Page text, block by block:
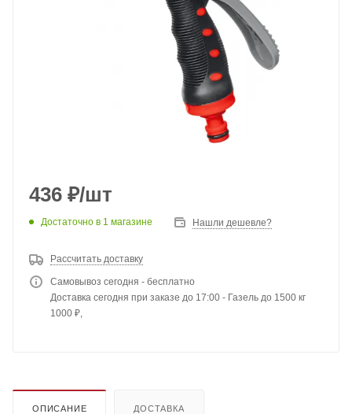
436 ₽/шт
Достаточно в 1 магазине Нашли дешевле?
Рассчитать доставку
Самовывоз сегодня - бесплатно
Доставка сегодня при заказе до 17:00 - Газель до 1500 кг
1000 ₽,
ОПИСАНИЕ ДОСТАВКА